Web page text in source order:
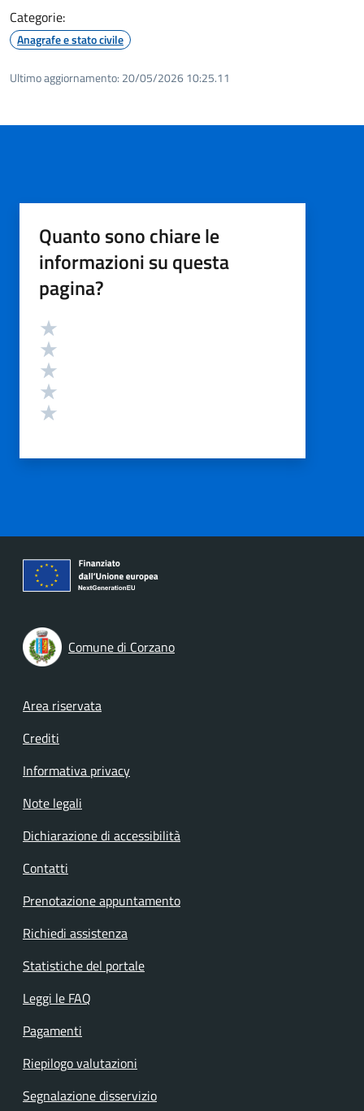
Categorie:
Anagrafe e stato civile
Ultimo aggiornamento: 20/05/2026 10:25.11
Quanto sono chiare le
informazioni su questa
pagina?
Valutazione
Comune di Corzano
Footer menu
Area riservata
Crediti
Informativa privacy
Note legali
Dichiarazione di accessibilità
Contatti
Prenotazione appuntamento
Richiedi assistenza
Statistiche del portale
Leggi le FAQ
Pagamenti
Riepilogo valutazioni
Segnalazione disservizio